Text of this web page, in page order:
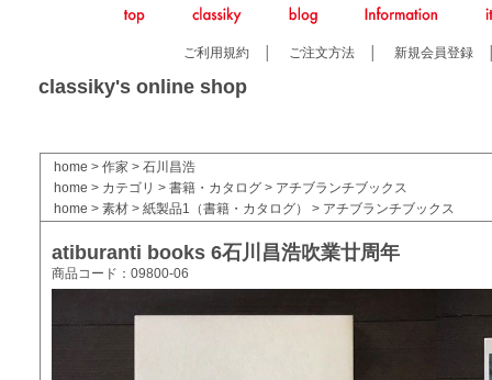
ご利用規約 ご注文方法 新規会員登録
classiky's online shop
home > 作家 > 石川昌浩
home > カテゴリ > 書籍・カタログ > アチブランチブックス
home > 素材 > 紙製品1（書籍・カタログ） > アチブランチブックス
atiburanti books 6石川昌浩吹業廿周年
商品コード：09800-06